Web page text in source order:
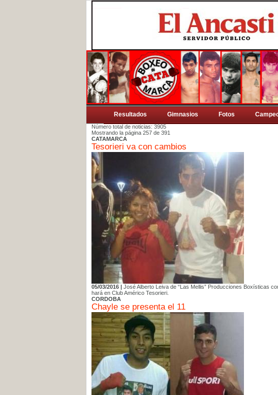
Resultados Gimnasios Fotos
Número total de noticias: 3905
Mostrando la página 257 de 391
CATAMARCA
Tesorieri va con cambios
05/03/2016 | José Alberto Leiva de “Las Mellis” Producciones Boxísticas
hará en Club Américo Tesorieri.
CORDOBA
Chayle se presenta el 11